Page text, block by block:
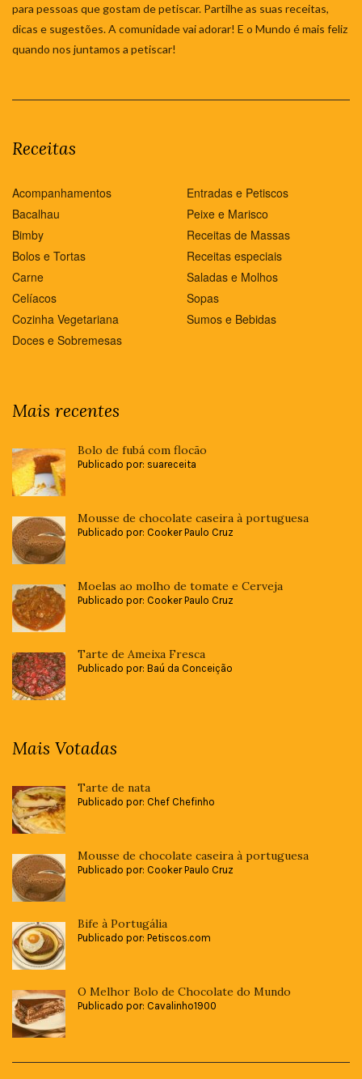
para pessoas que gostam de petiscar. Partilhe as suas receitas,
dicas e sugestões. A comunidade vai adorar! E o Mundo é mais feliz
quando nos juntamos a petiscar!
Receitas
Acompanhamentos
Bacalhau
Bimby
Bolos e Tortas
Carne
Celíacos
Cozinha Vegetariana
Doces e Sobremesas
Entradas e Petiscos
Peixe e Marisco
Receitas de Massas
Receitas especiais
Saladas e Molhos
Sopas
Sumos e Bebidas
Mais recentes
Bolo de fubá com flocão
Publicado por: suareceita
Mousse de chocolate caseira à portuguesa
Publicado por: Cooker Paulo Cruz
Moelas ao molho de tomate e Cerveja
Publicado por: Cooker Paulo Cruz
Tarte de Ameixa Fresca
Publicado por: Baú da Conceição
Mais Votadas
Tarte de nata
Publicado por: Chef Chefinho
Mousse de chocolate caseira à portuguesa
Publicado por: Cooker Paulo Cruz
Bife à Portugália
Publicado por: Petiscos.com
O Melhor Bolo de Chocolate do Mundo
Publicado por: Cavalinho1900